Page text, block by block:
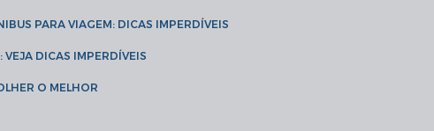
PARA VIAGEM: DICAS IMPERDÍVEIS
VEJA DICAS IMPERDÍVEIS
O MELHOR